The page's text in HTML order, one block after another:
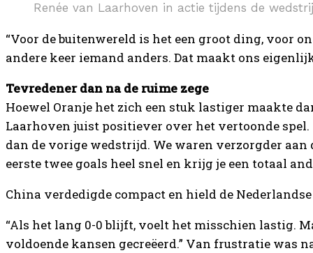
Renée van Laarhoven in actie tijdens de
“Voor de buitenwereld is het een groot ding, voor
andere keer iemand anders. Dat maakt ons
Tevredener dan na de ruime zege
Hoewel Oranje het zich een stuk lastiger maakte
Laarhoven juist positiever over het vertoonde
dan de vorige wedstrijd. We waren verzorgder aan
eerste twee goals heel snel en krijg je een totaal
China verdedigde compact en hield de
“Als het lang 0-0 blijft, voelt het misschien lastig.
voldoende kansen gecreëerd.” Van frustratie was